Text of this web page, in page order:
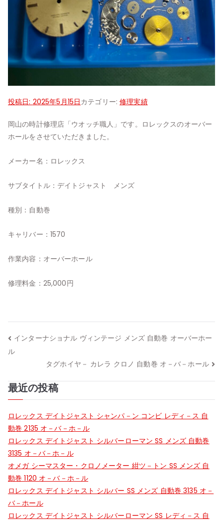
投稿日: 2025年5月15日カテゴリー:修理実績
岡山の時計修理店「ウオッチ職人」です。ロレックスのオーバー
ホールをさせていただきました。
メーカー名：ロレックス
サブタイトル：デイトジャスト メンズ
種別：自動巻
キャリバー：1570
作業内容：オーバーホール
修理料金：25,000円
投
稿
ナ
ビ
ゲ
ー
シ
ョ
ン
インターナショナル ヴィンテージ メンズ 自動巻 オーバーホー
ル
タグホイヤ－ カレラ クロノ 自動巻 オ－バ－ホール
最近の投稿
ロレックス デイトジャスト シャンパ－ン コンビ レディ－ス 自
動巻 2135 オ－バ－ホ－ル
ロレックス デイトジャスト シルバーローマン SS メンズ 自動巻
3135 オ－バ－ホ－ル
オメガ シーマスター・クロノメーター 紺ツ－トン SS メンズ 自
動巻 1120 オ－バ－ホ－ル
ロレックス デイトジャスト シルバー SS メンズ 自動巻 3135 オ－
バ－ホール
ロレックス デイトジャスト シルバーローマン SS レディ－ス 自